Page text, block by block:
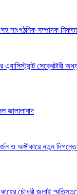
সহ সাংগঠনিক সম্পাদক
এ্যাসিস্ট্যান্ট সেক্রেটারী
জালালাবাদ
ও অঙ্গীকারে নতুন দিগন্তে
চৌধুরী জুলাই